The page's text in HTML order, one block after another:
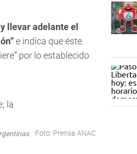
llevar adelante el
e indica que éste
por lo establecido
Foto: Prensa ANAC